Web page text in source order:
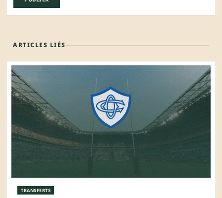
ARTICLES LIÉS
TRANSFERTS